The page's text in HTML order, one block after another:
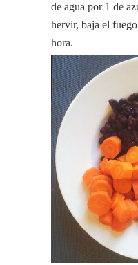
de agua por 1 de
hervir, baja el
hora.